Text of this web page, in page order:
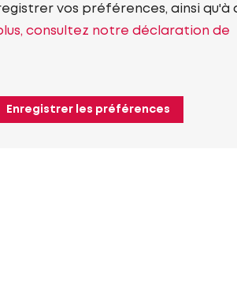
vos préférences, ainsi qu'à
consultez notre déclaration de
Enregistrer les préférences